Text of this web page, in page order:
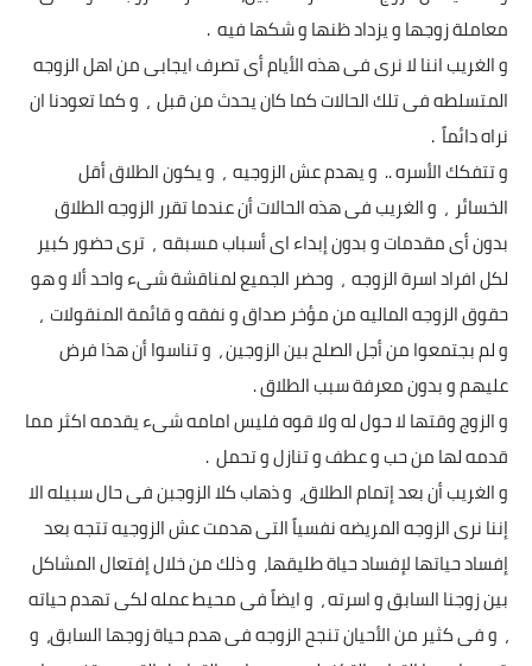
معاملة زوجها و يزداد ظنها و شكها فيه .
و الغريب اننا لا نرى فى هذه الأيام أى تصرف ايجابى من اهل الزوجه
المتسلطه فى تلك الحالات كما كان يحدث من قبل ، و كما تعودنا ان
نراه دائماً .
و تتفكك الأسره .. و يهدم عش الزوجيه ، و يكون الطلاق أقل
الخسائر ، و الغريب فى هذه الحالات أن عندما تقرر الزوجه الطلاق
بدون أى مقدمات و بدون إبداء اى أسباب مسبقه ، ترى حضور كبير
لكل افراد اسرة الزوجه ، وحضر الجميع لمناقشة شىء واحد ألا و هو
حقوق الزوجه الماليه من مؤخر صداق و نفقه و قائمة المنقولات ،
و لم بجتمعوا من أجل الصلح بين الزوجين ، و تناسوا أن هذا فرض
عليهم و بدون معرفة سبب الطلاق .
و الزوج وقتها لا حول له ولا قوه فليس امامه شىء يقدمه اكثر مما
قدمه لها من حب و عطف و تنازل و تحمل .
و الغريب أن بعد إتمام الطلاق، و ذهاب كلا الزوجبن فى حال سبيله الا
إننا نرى الزوجه المريضه نفسياً التى هدمت عش الزوجيه تتجه بعد
إفساد حياتها لإفساد حياة طليقها، و ذلك من خلال إفتعال المشاكل
بين زوجنا السابق و اسرته ، و ايضاً فى محيط عمله لكى تهدم حياته
، و فى كثير من الأحيان تنجح الزوجه فى هدم حياة زوجها السابق، و